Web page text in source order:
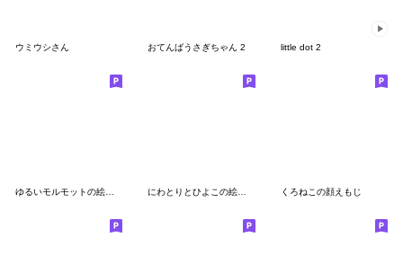
ウミウシさん おてんばうさぎちゃん 2 little dot 2
ゆるいモルモットの絵文字 にわとりとひよこの絵文字 くろねこの顔えもじ